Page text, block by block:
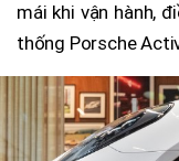
mái khi vận hành,
thống Porsche